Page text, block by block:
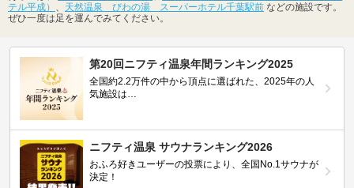
テル平成） 、 天然温泉 びわの湯 スーパーホテル千葉駅前 などの施設です。
ぜひ一度は足を運んでみてください。
第20回ニフティ温泉年間ランキング2025
全国約2.2万件の中から頂点に選ばれた、2025年の人
気施設は…
ニフティ温泉 サウナランキング2026
おふろ好きユーザーの投票により、全国No.1サウナが
決定！